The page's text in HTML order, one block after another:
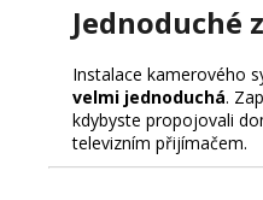
Jednoduché
Instalace kamerového
velmi jednoduchá.
kdybyste propojovali
televizním přijímačem.